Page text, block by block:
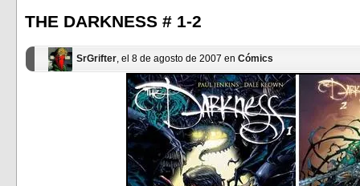
THE DARKNESS # 1-2
SrGrifter, el 8 de agosto de 2007 en Cómics